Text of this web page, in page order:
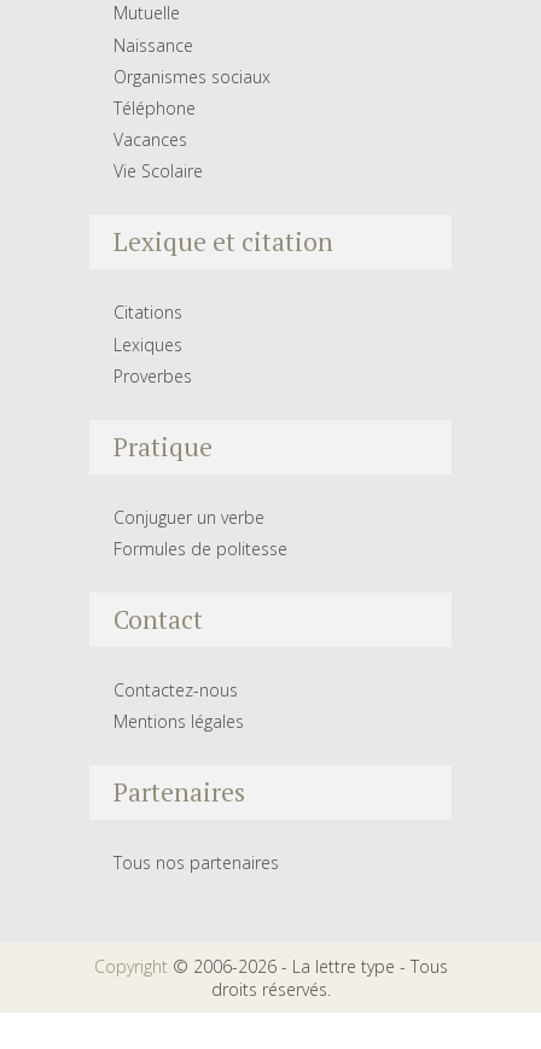
Mutuelle
Naissance
Organismes sociaux
Téléphone
Vacances
Vie Scolaire
Lexique et citation
Citations
Lexiques
Proverbes
Pratique
Conjuguer un verbe
Formules de politesse
Contact
Contactez-nous
Mentions légales
Partenaires
Tous nos partenaires
Copyright © 2006-2026 - La lettre type - Tous
droits réservés.